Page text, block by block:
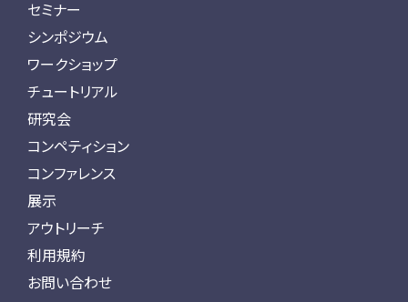
セミナー
シンポジウム
ワークショップ
チュートリアル
研究会
コンペティション
コンファレンス
展示
アウトリーチ
利用規約
お問い合わせ